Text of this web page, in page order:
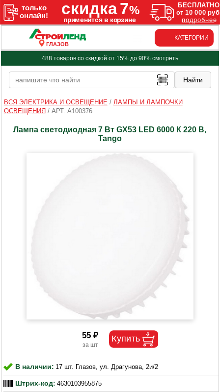
ГЛАЗОВ
КАТЕГОРИИ
488 товаров со скидкой от 15% до 90% смотреть
ВСЯ ЭЛЕКТРИКА И ОСВЕЩЕНИЕ / ЛАМПЫ И ЛАМПОЧКИ
ОСВЕЩЕНИЯ / АРТ. A100376
Лампа светодиодная 7 Вт GX53 LED 6000 К 220 В,
Tango
55 ₽
В наличии: 17 шт. Глазов, ул. Драгунова, 2и/2
Штрих-код: 4630103955875